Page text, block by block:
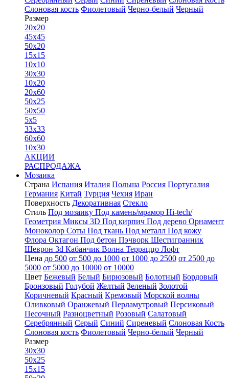
Слоновая кость Фиолетовый Черно-белый Черный
Размер
20x20
45x45
50x20
15x15
10x10
30x30
10x20
20x60
50x25
50x50
5x5
33x33
60x60
10x30
АКЦИИ
РАСПРОДАЖА
Мозаика
Страна Испания Италия Польша Россия Португалия
Германия Китай Турция Чехия Иран
Поверхность Декоративная Стекло
Стиль Под мозаику Под камень/мрамор Hi-tech/
Геометрия Миксы 3D Под кирпич Под дерево Орнамент
Моноколор Соты Под ткань Под металл Под кожу
Флора Октагон Под бетон Пэчворк Шестигранник
Шеврон 3d Кабанчик Волна Терраццо Лофт
Цена до 500 от 500 до 1000 от 1000 до 2500 от 2500 до
5000 от 5000 до 10000 от 10000
Цвет Бежевый Белый Бирюзовый Болотный Бордовый
Бронзовый Голубой Желтый Зеленый Золотой
Коричневый Красный Кремовый Морской волны
Оливковый Оранжевый Перламутровый Персиковый
Песочный Разноцветный Розовый Салатовый
Серебрянный Серый Синий Сиреневый Слоновая Кость
Слоновая кость Фиолетовый Черно-белый Черный
Размер
30x30
50x25
15x15